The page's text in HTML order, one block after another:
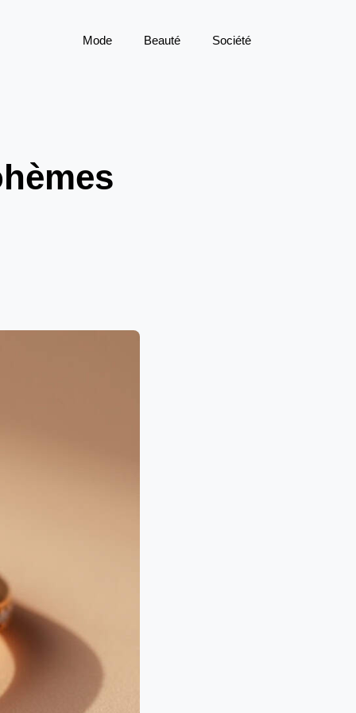
Mode Beauté Société